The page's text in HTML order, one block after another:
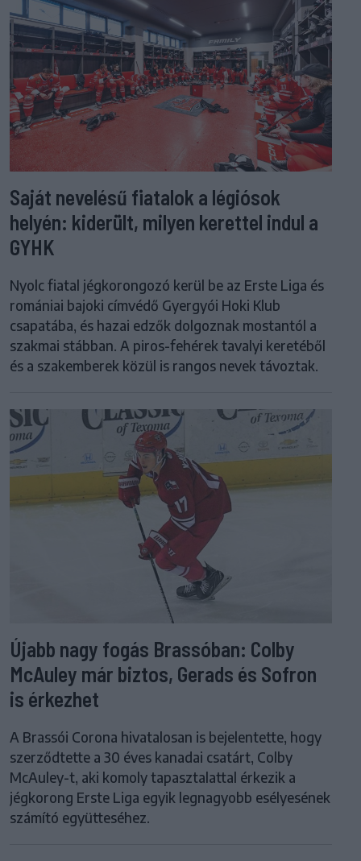
Saját nevelésű fiatalok a légiósok
helyén: kiderült, milyen kerettel indul a
GYHK
Nyolc fiatal jégkorongozó kerül be az Erste Liga és
romániai bajoki címvédő Gyergyói Hoki Klub
csapatába, és hazai edzők dolgoznak mostantól a
szakmai stábban. A piros-fehérek tavalyi keretéből
és a szakemberek közül is rangos nevek távoztak.
Újabb nagy fogás Brassóban: Colby
McAuley már biztos, Gerads és Sofron
is érkezhet
A Brassói Corona hivatalosan is bejelentette, hogy
szerződtette a 30 éves kanadai csatárt, Colby
McAuley-t, aki komoly tapasztalattal érkezik a
jégkorong Erste Liga egyik legnagyobb esélyesének
számító együtteséhez.